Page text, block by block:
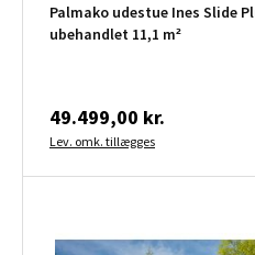
Palmako udestue Ines Slide
ubehandlet 11,1 m²
49.499,00 kr.
Lev. omk. tillægges